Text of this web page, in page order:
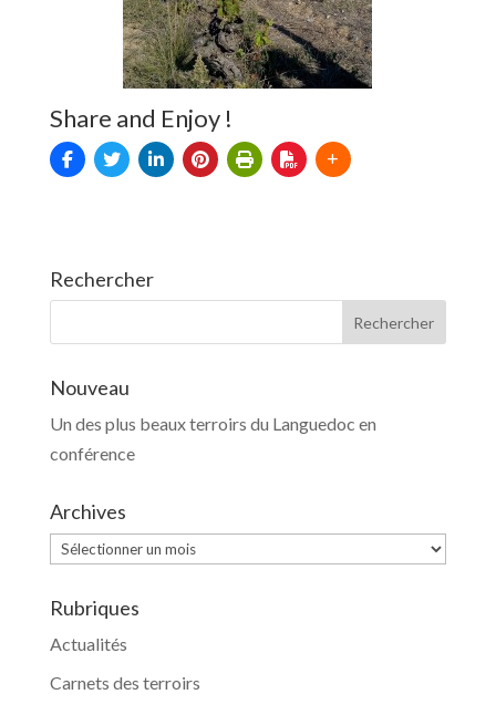
Share and Enjoy !
Rechercher
Nouveau
Un des plus beaux terroirs du Languedoc en
conférence
Archives
Archives
Rubriques
Actualités
Carnets des terroirs